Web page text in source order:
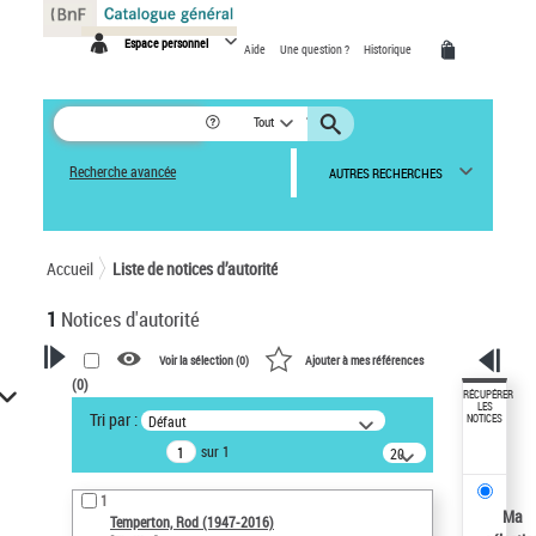
Espace personnel Aide Une question ? Historique
Tout
Recherche avancée AUTRES RECHERCHES
Accueil Liste de notices d’autorité
1 Notices d'autorité
VOTRE RECHERCHE
Recherche avancée dans les
notices d’autorité
Œuvres liées à l'auteur :
Temperton, Rod (1947-2016)
Voir la sélection (0) Ajouter à mes références
(0)
Tri par : Défaut
sur 1
20
résultats/page
1
Temperton, Rod (1947-2016)
RÉCUPÉRER
LES
NOTICES
Ma
Panneau de gestion des cookies